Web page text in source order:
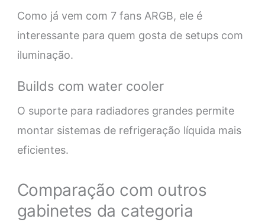
Como já vem com 7 fans ARGB, ele é
interessante para quem gosta de setups com
iluminação.
Builds com water cooler
O suporte para radiadores grandes permite
montar sistemas de refrigeração líquida mais
eficientes.
Comparação com outros
gabinetes da categoria